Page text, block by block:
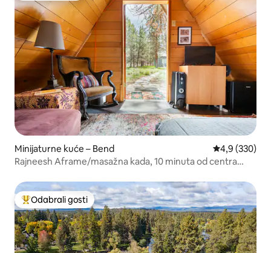
Minijaturne kuće – Bend Prosječna
4,9 (330)
Rajneesh Aframe/masažna kada, 10 minuta od centra
Među najviše rangiranima s oznakom „Odabrali gosti”
Odabrali gosti